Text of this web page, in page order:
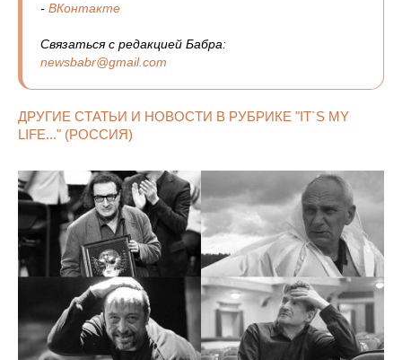
- ВКонтакте
Связаться с редакцией Бабра:
newsbabr@gmail.com
ДРУГИЕ СТАТЬИ И НОВОСТИ В РУБРИКЕ "IT`S MY
LIFE..." (РОССИЯ)